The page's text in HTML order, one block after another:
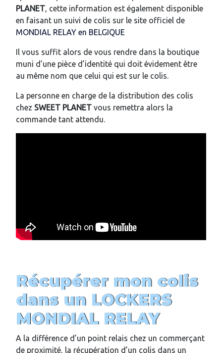
PLANET, cette information est également disponible
en faisant un suivi de colis sur le site officiel de
MONDIAL RELAY en BELGIQUE
Il vous suffit alors de vous rendre dans la boutique
muni d’une pièce d’identité qui doit évidement être
au même nom que celui qui est sur le colis.
La personne en charge de la distribution des colis
chez SWEET PLANET vous remettra alors la
commande tant attendu.
Récupérer mon colis
dans un LOCKERS
MONDIAL RELAY
A la différence d’un point relais chez un commerçant
de proximité, la récupération d’un colis dans un